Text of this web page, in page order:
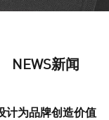
NEWS新闻
计为品牌创造价值